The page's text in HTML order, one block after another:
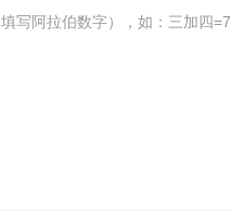
写阿拉伯数字），如：三加四=7